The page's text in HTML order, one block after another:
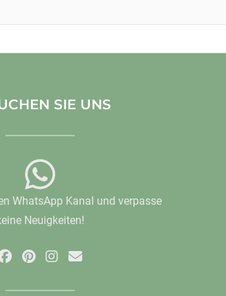
SIE UNS
WhatsApp Kanal und verpasse
Neuigkeiten!